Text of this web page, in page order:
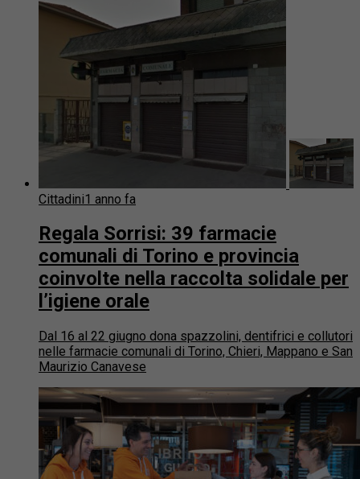
Cittadini1 anno fa
Regala Sorrisi: 39 farmacie
comunali di Torino e provincia
coinvolte nella raccolta solidale per
l’igiene orale
Dal 16 al 22 giugno dona spazzolini, dentifrici e collutori
nelle farmacie comunali di Torino, Chieri, Mappano e San
Maurizio Canavese